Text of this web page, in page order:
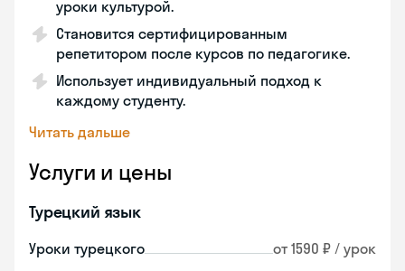
уроки культурой.
Становится сертифицированным
репетитором после курсов по педагогике.
Использует индивидуальный подход к
каждому студенту.
Читать дальше
Услуги и цены
Турецкий язык
Уроки турецкого от 1590 ₽ / урок